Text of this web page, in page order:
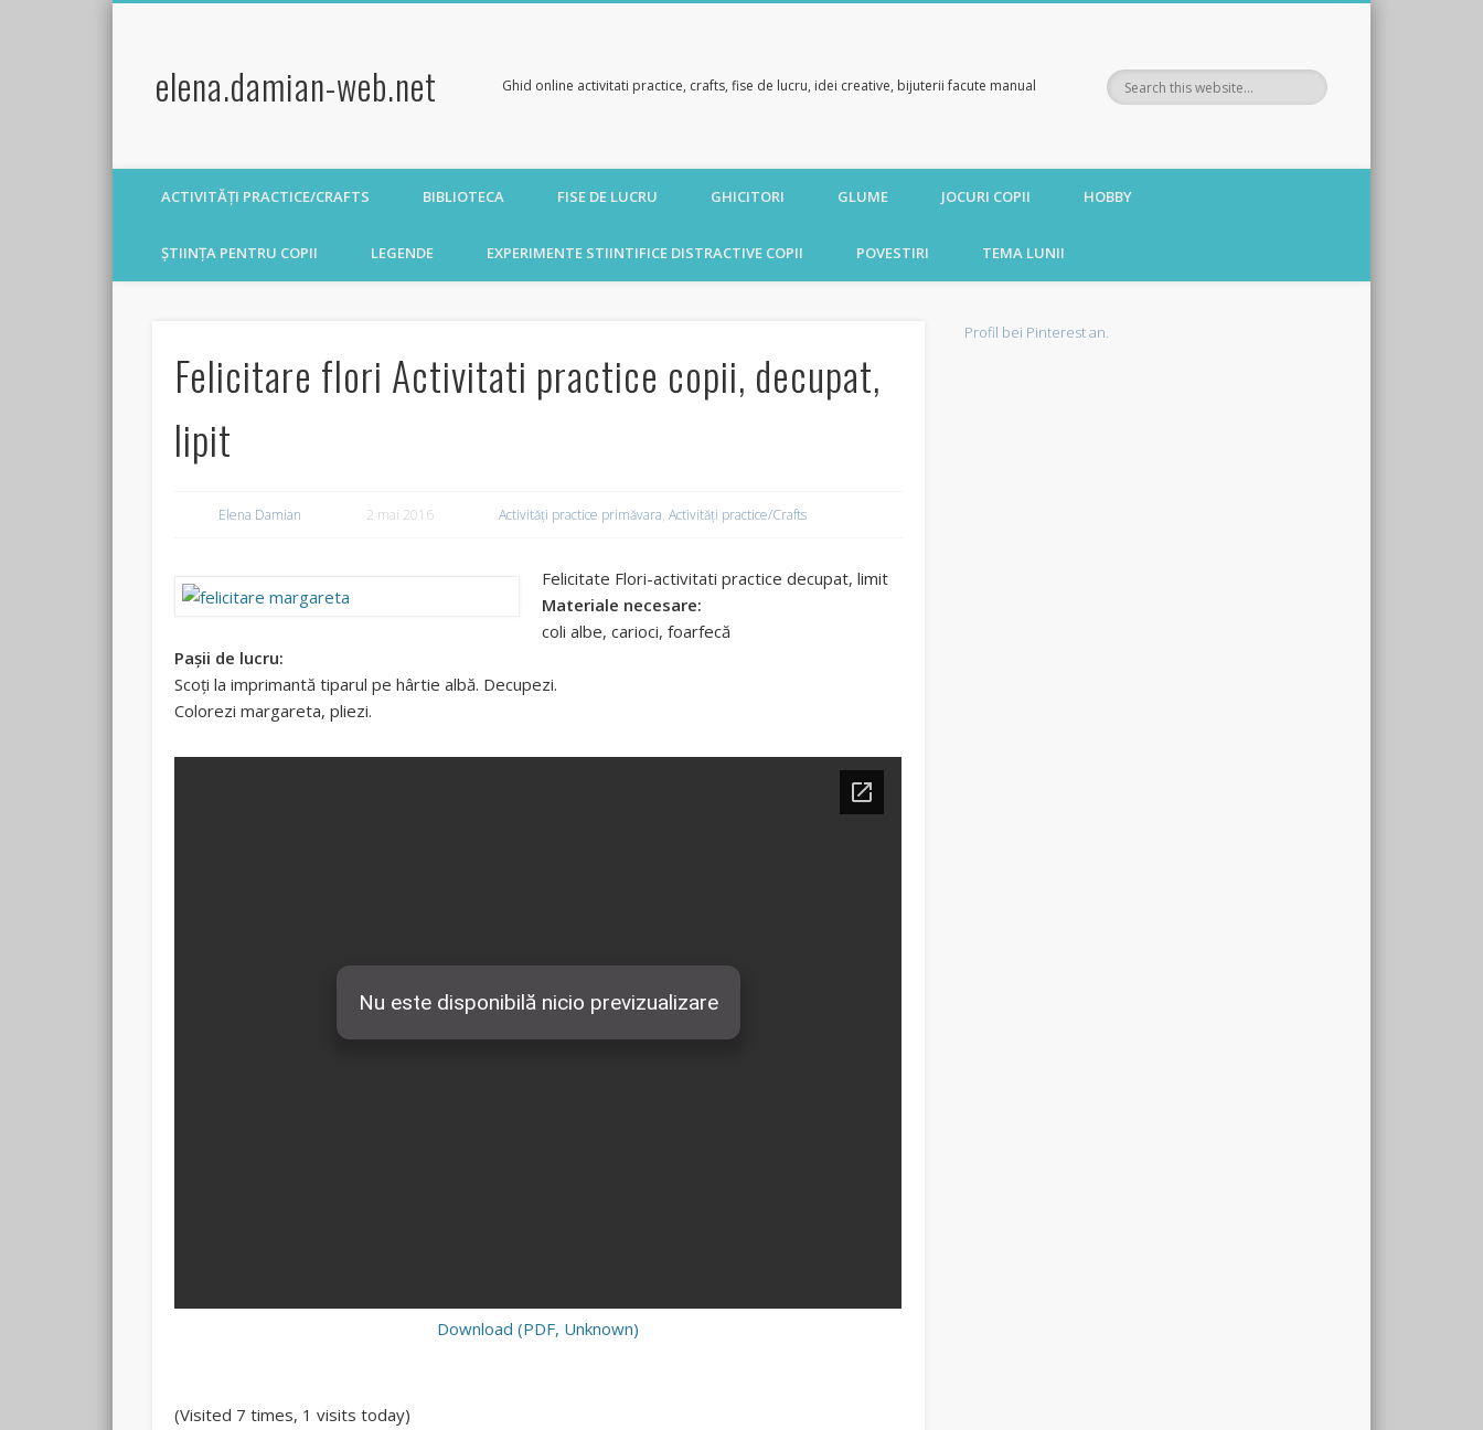
elena.damian-web.net Ghid online activitati practice, crafts, fise de lucru, idei creative, bijuterii facute manual
ACTIVITĂȚI PRACTICE/CRAFTS BIBLIOTECA FISE DE LUCRU GHICITORI GLUME JOCURI COPII HOBBY
ȘTIINȚA PENTRU COPII LEGENDE EXPERIMENTE STIINTIFICE DISTRACTIVE COPII POVESTIRI TEMA LUNII
Felicitare flori Activitati practice copii, decupat,
lipit
Elena Damian 2 mai 2016 Activități practice primăvara,Activități practice/Crafts
Felicitate Flori-activitati practice decupat, limit
Materiale necesare:
coli albe, carioci, foarfecă
Pașii de lucru:
Scoți la imprimantă tiparul pe hârtie albă. Decupezi.
Colorezi margareta, pliezi.
Download (PDF, Unknown)
(Visited 7 times, 1 visits today)
Profil bei Pinterest an.